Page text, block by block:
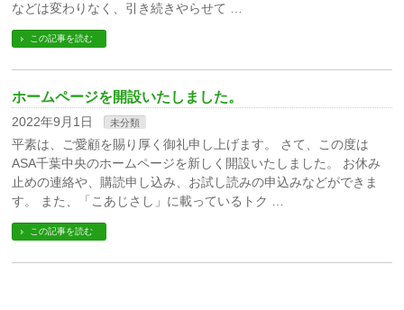
などは変わりなく、引き続きやらせて …
この記事を読む
ホームページを開設いたしました。
2022年9月1日 未分類
平素は、ご愛顧を賜り厚く御礼申し上げます。 さて、この度は
ASA千葉中央のホームページを新しく開設いたしました。 お休み
止めの連絡や、購読申し込み、お試し読みの申込みなどができま
す。 また、「こあじさし」に載っているトク …
この記事を読む